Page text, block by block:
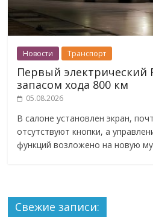
Новости Транспорт
Первый электрический
запасом хода 800 км
05.08.2026
В салоне установлен экран,
отсутствуют кнопки, а
функций возложено на новую
Свежие записи: